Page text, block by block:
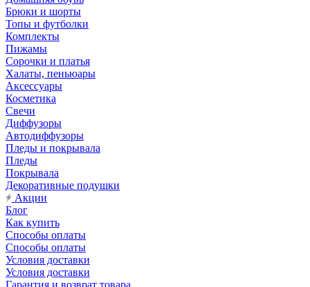
Брюки и шорты
Топы и футболки
Комплекты
Пижамы
Сорочки и платья
Халаты, пеньюары
Аксессуары
Косметика
Свечи
Диффузоры
Автодиффузоры
Пледы и покрывала
Пледы
Покрывала
Декоративные подушки
Акции
Блог
Как купить
Способы оплаты
Способы оплаты
Условия доставки
Условия доставки
Гарантия и возврат товара